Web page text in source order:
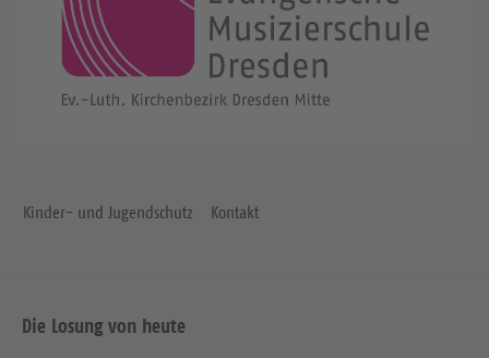
Kinder- und Jugendschutz Kontakt
Die Losung von heute